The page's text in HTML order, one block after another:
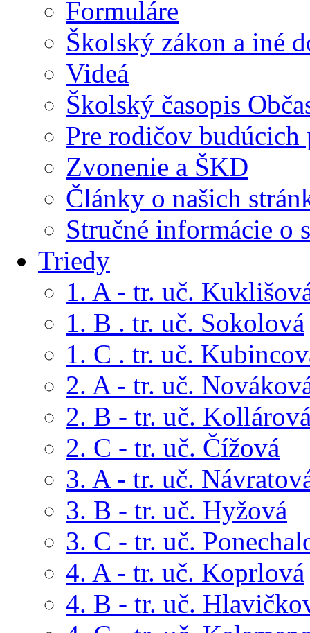
Formuláre
Školský zákon a iné
Videá
Školský časopis
Pre rodičov budúcich
Zvonenie a ŠKD
Články o našich
Stručné informácie o
Triedy
1. A - tr. uč.
1. B . tr. uč. Sokolová
1. C . tr. uč.
2. A - tr. uč.
2. B - tr. uč.
2. C - tr. uč. Čížová
3. A - tr. uč.
3. B - tr. uč. Hyžová
3. C - tr. uč.
4. A - tr. uč. Koprlová
4. B - tr. uč.